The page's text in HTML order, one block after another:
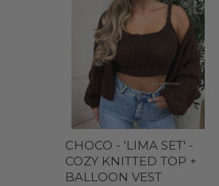
CHOCO - 'LIMA SET' -
COZY KNITTED TOP +
BALLOON VEST